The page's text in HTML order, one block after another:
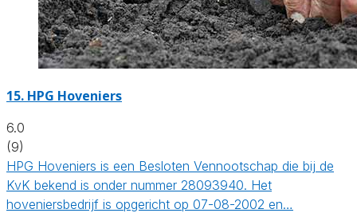
15. HPG Hoveniers
6.0
(9)
HPG Hoveniers is een Besloten Vennootschap die bij de
KvK bekend is onder nummer 28093940. Het
hoveniersbedrijf is opgericht op 07-08-2002 en…